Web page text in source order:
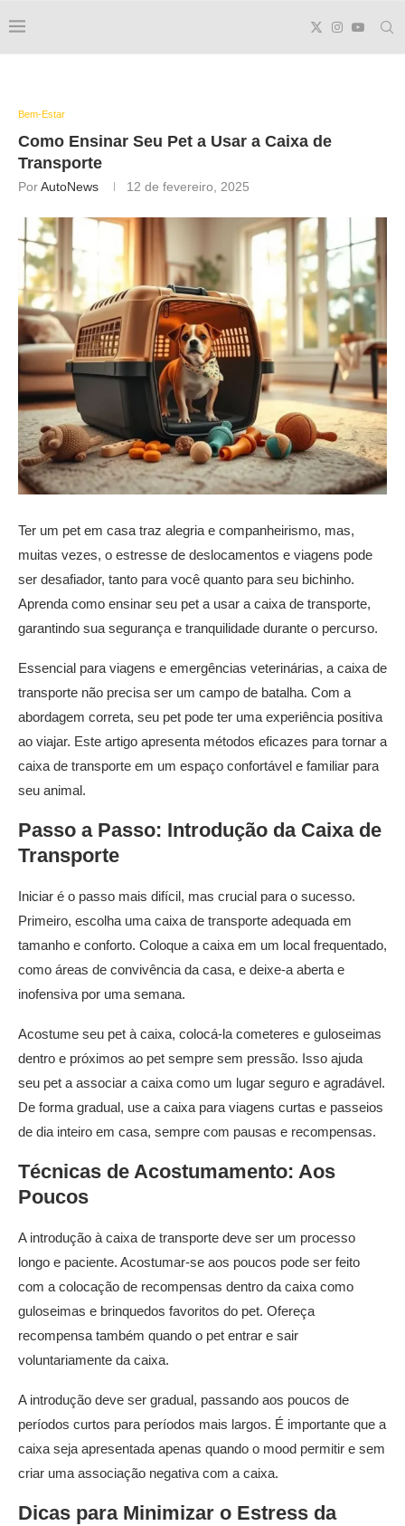
Bem-Estar
Como Ensinar Seu Pet a Usar a Caixa de
Transporte
PorAutoNews 12 de fevereiro, 2025
Ter um pet em casa traz alegria e companheirismo, mas,
muitas vezes, o estresse de deslocamentos e viagens pode
ser desafiador, tanto para você quanto para seu bichinho.
Aprenda como ensinar seu pet a usar a caixa de transporte,
garantindo sua segurança e tranquilidade durante o percurso.
Essencial para viagens e emergências veterinárias, a caixa de
transporte não precisa ser um campo de batalha. Com a
abordagem correta, seu pet pode ter uma experiência positiva
ao viajar. Este artigo apresenta métodos eficazes para tornar a
caixa de transporte em um espaço confortável e familiar para
seu animal.
Passo a Passo: Introdução da Caixa de
Transporte
Iniciar é o passo mais difícil, mas crucial para o sucesso.
Primeiro, escolha uma caixa de transporte adequada em
tamanho e conforto. Coloque a caixa em um local frequentado,
como áreas de convivência da casa, e deixe-a aberta e
inofensiva por uma semana.
Acostume seu pet à caixa, colocá-la cometeres e guloseimas
dentro e próximos ao pet sempre sem pressão. Isso ajuda
seu pet a associar a caixa como um lugar seguro e agradável.
De forma gradual, use a caixa para viagens curtas e passeios
de dia inteiro em casa, sempre com pausas e recompensas.
Técnicas de Acostumamento: Aos
Poucos
A introdução à caixa de transporte deve ser um processo
longo e paciente. Acostumar-se aos poucos pode ser feito
com a colocação de recompensas dentro da caixa como
guloseimas e brinquedos favoritos do pet. Ofereça
recompensa também quando o pet entrar e sair
voluntariamente da caixa.
A introdução deve ser gradual, passando aos poucos de
períodos curtos para períodos mais largos. É importante que a
caixa seja apresentada apenas quando o mood permitir e sem
criar uma associação negativa com a caixa.
Dicas para Minimizar o Estress da